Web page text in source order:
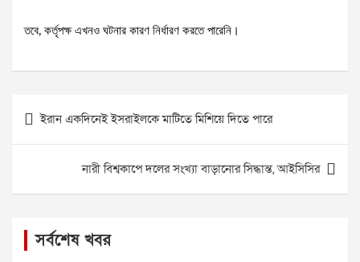
তবে, কর্তৃপক্ষ এখনও ঘটনার কারণ নির্ধারণ করতে পারেনি।
Post
navigation
ইরান একদিনেই ইসরাইলকে মাটিতে মিশিয়ে দিতে পারে
নারী বিশ্বকাপে দলের সংখ্যা বাড়ানোর সিদ্ধান্ত, আইসিসির
সর্বশেষ খবর